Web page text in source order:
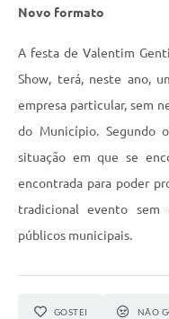
Novo formato
A festa de Valentim
Show, terá, neste ano,
empresa particular, sem
do Município. Segundo
situação em que se
encontrada para poder
tradicional evento sem
públicos municipais.
GOSTEI NÃO